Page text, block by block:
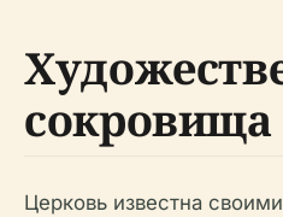
сокровища
Церковь известна